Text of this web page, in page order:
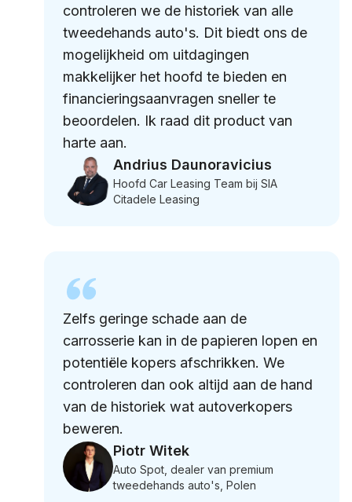
controleren we de historiek van alle
tweedehands auto's. Dit biedt ons de
mogelijkheid om uitdagingen
makkelijker het hoofd te bieden en
financieringsaanvragen sneller te
beoordelen. Ik raad dit product van
harte aan.
Andrius Daunoravicius
Hoofd Car Leasing Team bij SIA
Citadele Leasing
Zelfs geringe schade aan de
carrosserie kan in de papieren lopen en
potentiële kopers afschrikken. We
controleren dan ook altijd aan de hand
van de historiek wat autoverkopers
beweren.
Piotr Witek
Auto Spot, dealer van premium
tweedehands auto's, Polen